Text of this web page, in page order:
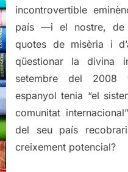
incontrovertible
país —i el nostre,
quotes de misèria i
qüestionar la divina
setembre del 2008
espanyol tenia “el
comunitat
del seu país
creixement potencial?